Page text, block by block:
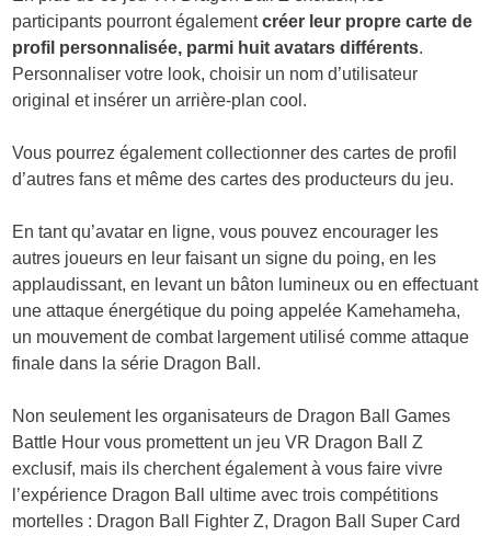
participants pourront égalementcréer leur propre carte de
profil personnalisée, parmi huit avatars différents.
Personnaliser votre look, choisir un nom d’utilisateur
original et insérer un arrière-plan cool.
Vous pourrez également collectionner des cartes de profil
d’autres fans et même des cartes des producteurs du jeu.
En tant qu’avatar en ligne, vous pouvez encourager les
autres joueurs en leur faisant un signe du poing, en les
applaudissant, en levant un bâton lumineux ou en effectuant
une attaque énergétique du poing appelée Kamehameha,
un mouvement de combat largement utilisé comme attaque
finale dans la série Dragon Ball.
Non seulement les organisateurs de Dragon Ball Games
Battle Hour vous promettent un jeu VR Dragon Ball Z
exclusif, mais ils cherchent également à vous faire vivre
l’expérience Dragon Ball ultime avec trois compétitions
mortelles : Dragon Ball Fighter Z, Dragon Ball Super Card